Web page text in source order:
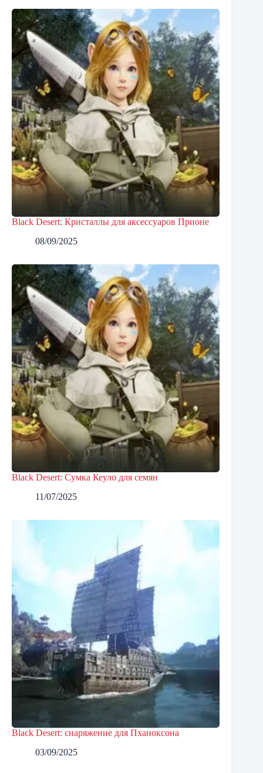
Black Desert: Кристаллы для аксессуаров Прионе
08/09/2025
Black Desert: Сумка Кеуло для семян
11/07/2025
Black Desert: снаряжение для Пханоксона
03/09/2025